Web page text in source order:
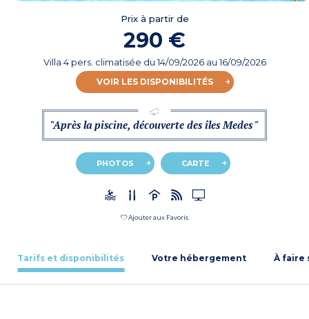
Prix à partir de
290 €
Villa 4 pers. climatisée du14/09/2026au 16/09/2026
VOIR LES DISPONIBILITÉS
"Après la piscine, découverte des îles Medes "
PHOTOS CARTE
Ajouter aux Favoris
Tarifs et disponibilités Votre hébergement À faire